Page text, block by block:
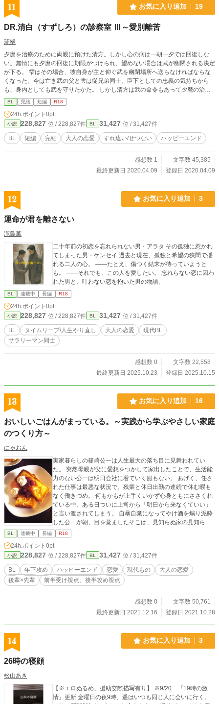
11 お気に入り追加 19
DR.清白（すずしろ）の診察室 Ⅲ～愛別離苦
翡翠
夕麿を治療のために両親に預けた清方。しかし心の病は一朝一夕では回復しな
い。無情にも夕麿の回復に期限がつけられ、望めない場合は武が幽閉される決定
が下る。 雫はその場合、彼自身が主と仰ぐ武を幽閉場所へ送らなければならな
くなった。今は亡き武の父と雫は従兄弟同士。臣下としての忠義の気持ちから
も、身内としても武を守りたかた。 しかし清方は武の命令もあって夕麿の治療
を第一にする。 二人の想いの差が軋轢を生んでしまう。
BL 完結 短編 R18
24h.ポイント 0pt
小説 228,827 位 / 228,827件 BL 31,427 位 / 31,427件
BL 短編 完結 大人の恋愛 すれ違い/せつない ハッピーエンド
感想数 1
文字数 45,385
最終更新日 2020.04.09
登録日 2020.04.09
12 お気に入り追加 3
運命が君を離さない
瀧島薫
二十年前の初恋を忘れられない男・アラタ その孤独に惹かれ
てしまった男・ケンセイ 過去と現在、孤独と希望の狭間で揺
れる二人の心。 ——たとえ、傷つく結末が待っていようと
も。 ——それでも、この人を愛したい。 忘れらない恋に囚わ
れた男と、叶わない恋を抱いた男の物語。
BL 連載中 長編 R18
24h.ポイント 0pt
小説 228,827 位 / 228,827件 BL 31,427 位 / 31,427件
BL タイムリープ/人生やり直し 大人の恋愛
現代BL
サラリーマン同士
感想数 0
文字数 22,558
最終更新日 2025.10.23
登録日 2025.10.15
13 お気に入り追加 16
おいしいごはんがまっている。～実践から学ぶやさしい家庭
のつくり方～
にゃおん
実家暮らしの篠崎公一は人生最大の落ち目に見舞われてい
た。 突然母親が父に愛想をつかして家出したことで、生活能
力のない公一は明日会社に着ていく服もない。 あげく、任さ
れた仕事は最悪な状況で、残業と休日出勤の連続で休む暇も
なく働きづめ。 何もかもが上手くいかず心身ともにささくれ
ている中、ある日ついに上司から「明日から来なくていい」
と言い渡されてしまう。 自暴自棄になってやけ酒を煽り泥酔
した公一が朝、目を覚ましたそこは、見知らぬ家の見知らぬ
ベッドの上だった。 「あ、篠崎先輩、目が覚めましたか？
無理しないで」 飲み過ぎですよ――そう言って二日酔いの公
一の前に現れたのは、かつて会社で面倒を見ていた後輩、栗
原蒼太だった。 なぜ、どうして後輩がここに？ いや、どう
して自分はこいつの家に？ 疑問符で頭がいっぱいになるも、
酒で飛んでしまった記憶が戻ることはなかった―― 仕事はで
きるが、炊事はおろか洗濯もゴミの分別もできないポンコツ
られなかったので、今年は終わらせたいです。（希望）
BL 連載中 長編 R18
24h.ポイント 0pt
小説 228,827 位 / 228,827件 BL 31,427 位 / 31,427件
BL 年下攻め ハッピーエンド 恋愛 現代もの
大人の恋愛
後輩×先輩
前半受け視点、後半攻め視点
感想数 0
文字数 50,761
最終更新日 2021.12.16
登録日 2021.10.28
14 お気に入り追加 3
26時の寝顔
松山あき
【※エロぬるめ、援助交際描写有り】 ※9/20 『19時の激
情』更新 金曜日の夜9時、遥はいつも同じ人に会いに行く。